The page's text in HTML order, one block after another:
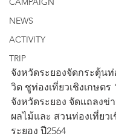
NEWS
ACTIVITY
TRIP
จังหวัดระยองจัดกระตุ้นท่
วิด ชูท่องเที่ยวเชิงเกษตร
จังหวัดระยอง จัดแถลงข่
ผลไม้และ สวนท่องเที่ยว
ระยอง ปี2564